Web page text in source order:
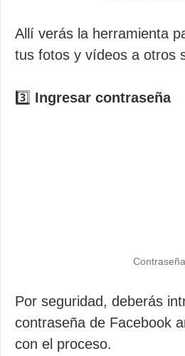
Allí verás la herramienta
tus fotos y vídeos a otros
3️⃣ Ingresar contraseña
Contraseña
Por seguridad, deberás
contraseña de Facebook
con el proceso.